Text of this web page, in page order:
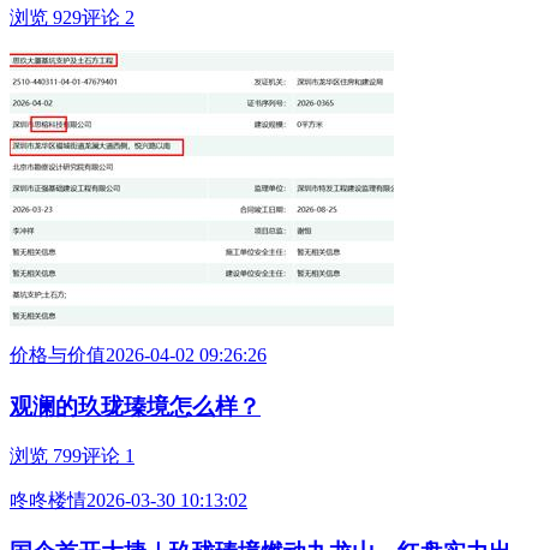
浏览 929评论 2
价格与价值2026-04-02 09:26:26
观澜的玖珑瑧境怎么样？
浏览 799评论 1
咚咚楼情2026-03-30 10:13:02